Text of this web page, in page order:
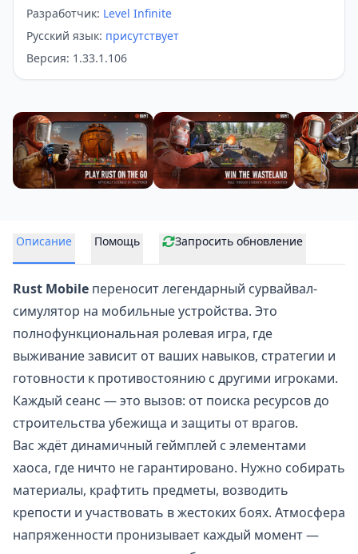
Разработчик: Level Infinite
Русский язык: присутствует
Версия: 1.33.1.106
Описание Помощь Запросить обновление
Rust Mobile переносит легендарный сурвайвал-
симулятор на мобильные устройства. Это
полнофункциональная ролевая игра, где
выживание зависит от ваших навыков, стратегии и
готовности к противостоянию с другими игроками.
Каждый сеанс — это вызов: от поиска ресурсов до
строительства убежища и защиты от врагов.
Вас ждёт динамичный геймплей с элементами
хаоса, где ничто не гарантировано. Нужно собирать
материалы, крафтить предметы, возводить
крепости и участвовать в жестоких боях. Атмосфера
напряженности пронизывает каждый момент —